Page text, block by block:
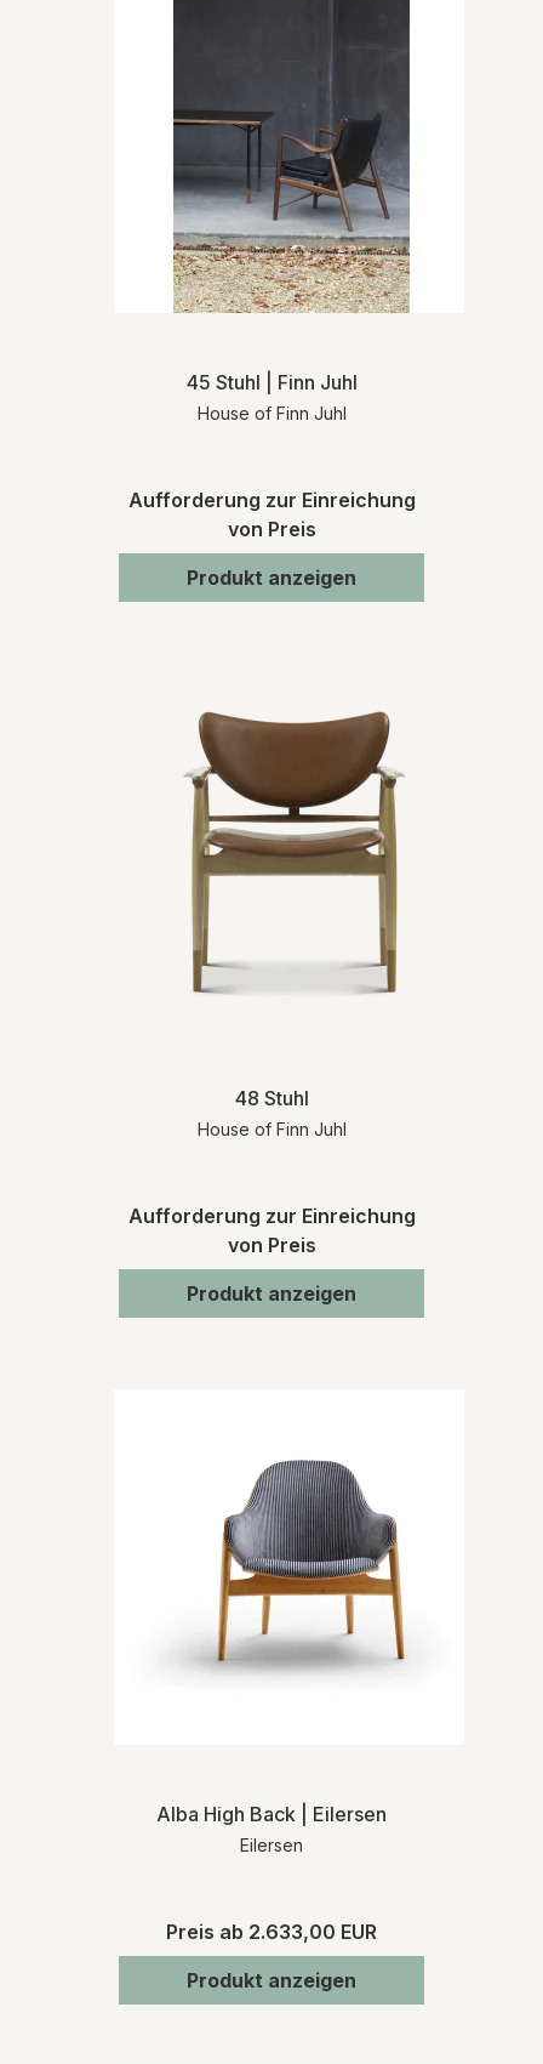
45 Stuhl | Finn Juhl
House of Finn Juhl
Aufforderung zur Einreichung
von Preis
Produkt anzeigen
48 Stuhl
House of Finn Juhl
Aufforderung zur Einreichung
von Preis
Produkt anzeigen
Alba High Back | Eilersen
Eilersen
Preis ab 2.633,00 EUR
Produkt anzeigen